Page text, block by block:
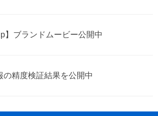
大崎上島町
】ブランドムービー公開中
の精度検証結果を公開中